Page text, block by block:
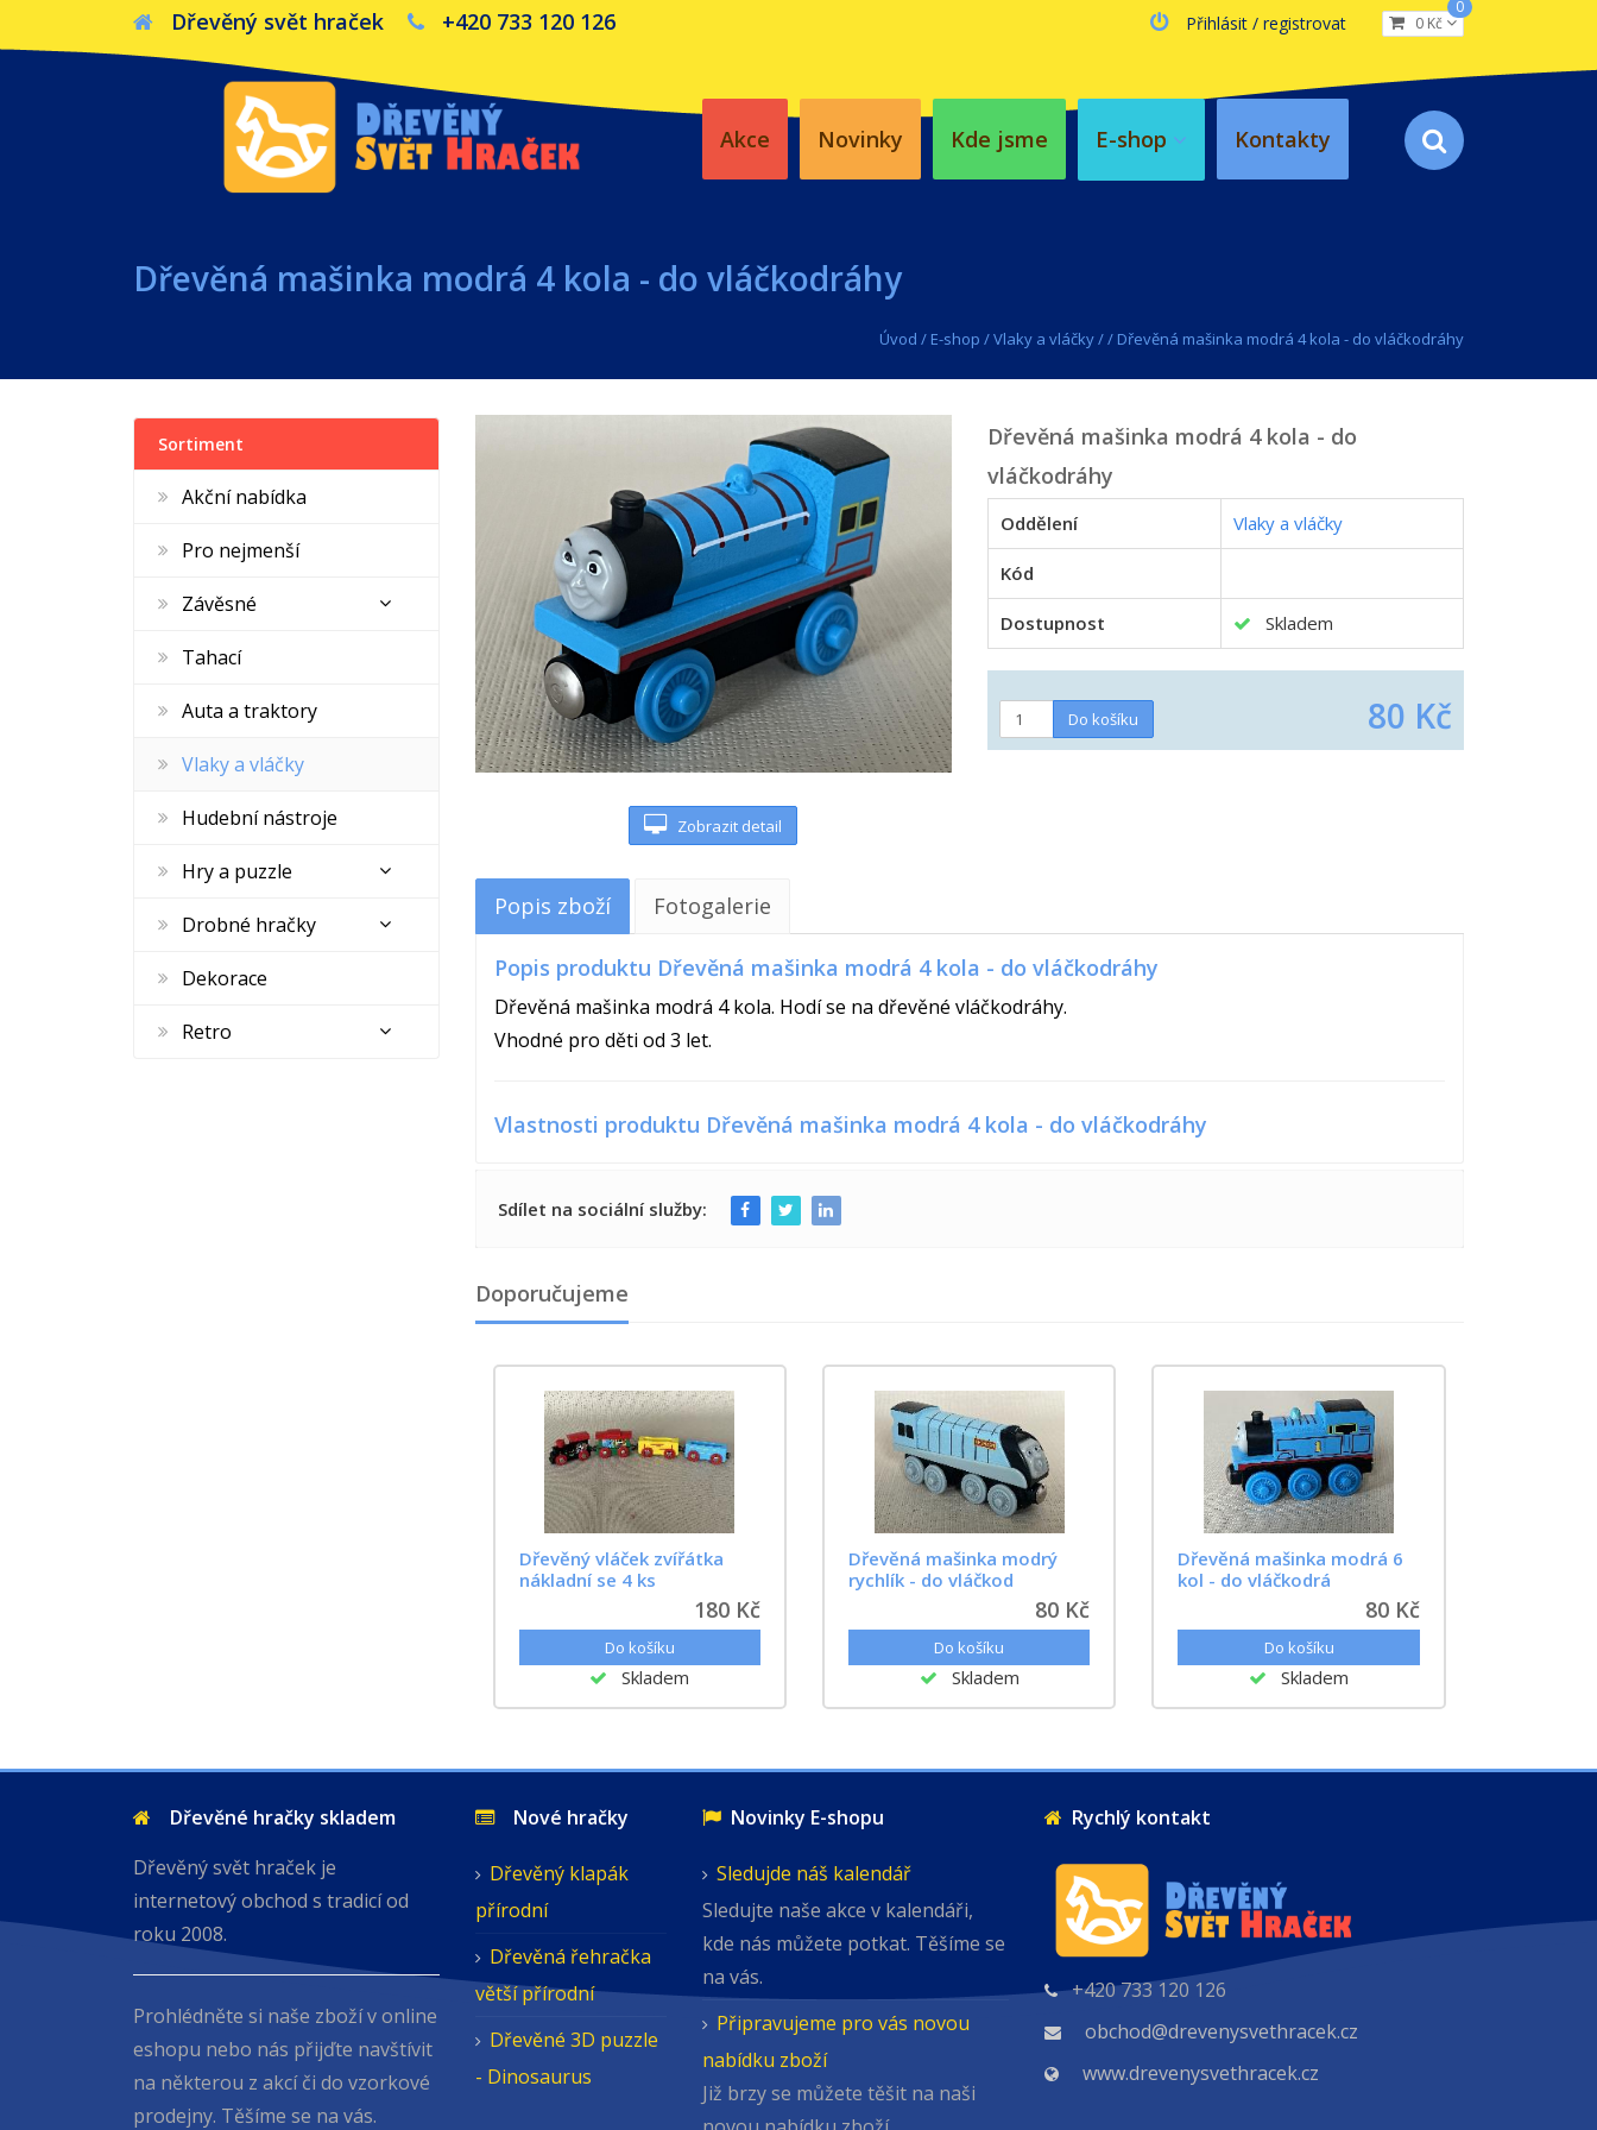
Dřevěný svět hraček +420 733 120 126 0 Kč
0
Přihlásit / registrovat
Akce Novinky Kde jsme E-shop Kontakty
Dřevěná mašinka modrá 4 kola - do vláčkodráhy
Úvod / E-shop /Vlaky a vláčky// Dřevěná mašinka modrá 4 kola - do vláčkodráhy
Zobrazit detail
Dřevěná mašinka modrá 4 kola - do
vláčkodráhy
Oddělení Vlaky a vláčky
Kód
Dostupnost Skladem
80 Kč
Popis zboží Fotogalerie
Popis produktu Dřevěná mašinka modrá 4 kola - do vláčkodráhy
Dřevěná mašinka modrá 4 kola. Hodí se na dřevěné vláčkodráhy.
Vhodné pro děti od 3 let.
Vlastnosti produktu Dřevěná mašinka modrá 4 kola - do vláčkodráhy
Sdílet na sociální služby:
Doporučujeme
Dřevěný vláček zvířátka
nákladní se 4 ks
180 Kč
Skladem
Dřevěná mašinka modrý
rychlík - do vláčkod
80 Kč
Skladem
Dřevěná mašinka modrá 6
kol - do vláčkodrá
80 Kč
Skladem
Sortiment
Akční nabídka
Pro nejmenší
Závěsné
Tahací
Auta a traktory
Vlaky a vláčky
Hudební nástroje
Hry a puzzle
Drobné hračky
Dekorace
Retro
Dřevěné hračky skladem
Dřevěný svět hraček je
internetový obchod s tradicí od
roku 2008.
Prohlédněte si naše zboží v online
eshopu nebo nás přijďte navštívit
na některou z akcí či do vzorkové
prodejny. Těšíme se na vás.
Nové hračky
Dřevěný klapák
přírodní
Dřevěná řehračka
větší přírodní
Dřevěné 3D puzzle
- Dinosaurus
Novinky E-shopu
Sledujde náš kalendář
Sledujte naše akce v kalendáři,
kde nás můžete potkat. Těšíme se
na vás.
Připravujeme pro vás novou
nabídku zboží
Již brzy se můžete těšit na naši
Rychlý kontakt
+420 733 120 126
obchod@drevenysvethracek.cz
www.drevenysvethracek.cz